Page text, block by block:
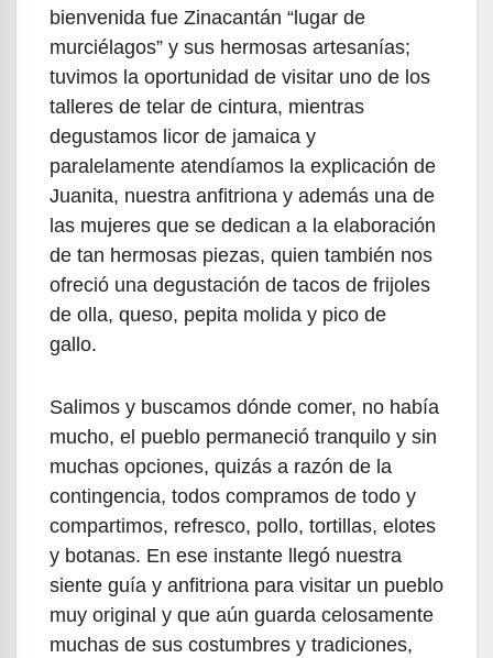
bienvenida fue Zinacantán “lugar de
murciélagos” y sus hermosas artesanías;
tuvimos la oportunidad de visitar uno de los
talleres de telar de cintura, mientras
degustamos licor de jamaica y
paralelamente atendíamos la explicación de
Juanita, nuestra anfitriona y además una de
las mujeres que se dedican a la elaboración
de tan hermosas piezas, quien también nos
ofreció una degustación de tacos de frijoles
de olla, queso, pepita molida y pico de
gallo.
Salimos y buscamos dónde comer, no había
mucho, el pueblo permaneció tranquilo y sin
muchas opciones, quizás a razón de la
contingencia, todos compramos de todo y
compartimos, refresco, pollo, tortillas, elotes
y botanas. En ese instante llegó nuestra
siente guía y anfitriona para visitar un pueblo
muy original y que aún guarda celosamente
muchas de sus costumbres y tradiciones,